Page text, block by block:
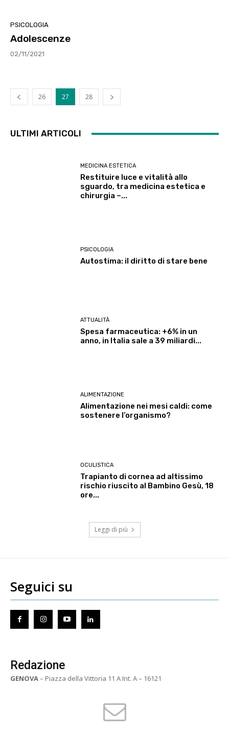
PSICOLOGIA
Adolescenze
02/11/2021
26 27 28
ULTIMI ARTICOLI
MEDICINA ESTETICA
Restituire luce e vitalità allo
sguardo, tra medicina estetica e
chirurgia –...
PSICOLOGIA
Autostima: il diritto di stare bene
ATTUALITÀ
Spesa farmaceutica: +6% in un
anno, in Italia sale a 39 miliardi...
ALIMENTAZIONE
Alimentazione nei mesi caldi: come
sostenere l’organismo?
OCULISTICA
Trapianto di cornea ad altissimo
rischio riuscito al Bambino Gesù, 18
ore...
Leggi di più
Seguici su
Redazione
GENOVA– Piazza della Vittoria 11 A Int. A – 16121